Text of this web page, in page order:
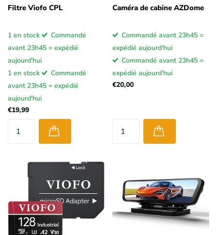
Filtre Viofo CPL
1 en stock
Commandé
avant 23h45 = expédié
aujourd'hui
1 en stock
Commandé
avant 23h45 = expédié
aujourd'hui
€19,99
Caméra de cabine AZDome
Commandé avant 23h45 =
expédié aujourd'hui
Commandé avant 23h45 =
expédié aujourd'hui
€20,00